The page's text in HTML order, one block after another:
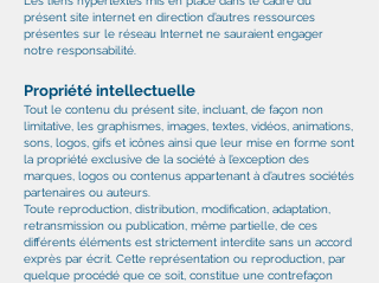
présent site internet en direction d’autres ressources
présentes sur le réseau Internet ne sauraient engager
notre responsabilité.
Propriété intellectuelle
Tout le contenu du présent site, incluant, de façon non
limitative, les graphismes, images, textes, vidéos, animations,
sons, logos, gifs et icônes ainsi que leur mise en forme sont
la propriété exclusive de la société à l’exception des
marques, logos ou contenus appartenant à d’autres sociétés
partenaires ou auteurs.
Toute reproduction, distribution, modification, adaptation,
retransmission ou publication, même partielle, de ces
différents éléments est strictement interdite sans un accord
exprès par écrit. Cette représentation ou reproduction, par
quelque procédé que ce soit, constitue une contrefaçon